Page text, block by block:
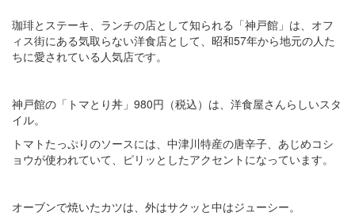
珈琲とステーキ、ランチの店として知られる「神戸館」は、オフ
ィス街にある気取らない洋食店として、昭和57年から地元の人た
ちに愛されている人気店です。
神戸館の「トマとり丼」980円（税込）は、洋食屋さんらしいスタ
イル。
トマトたっぷりのソースには、中津川特産の唐辛子、あじめコシ
ョウが使われていて、ピリッとしたアクセントになっています。
オーブンで焼いたカツは、外はサクッと中はジューシー。